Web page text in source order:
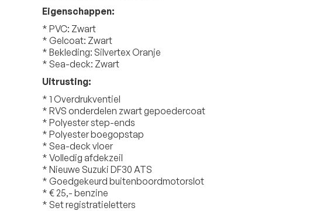
Eigenschappen:
* PVC: Zwart
* Gelcoat: Zwart
* Bekleding: Silvertex Oranje
* Sea-deck: Zwart
Uitrusting:
* 1 Overdrukventiel
* RVS onderdelen zwart gepoedercoat
* Polyester step-ends
* Polyester boegopstap
* Sea-deck vloer
* Volledig afdekzeil
* Nieuwe Suzuki DF30 ATS
* Goedgekeurd buitenboordmotorslot
* € 25,- benzine
* Set registratieletters